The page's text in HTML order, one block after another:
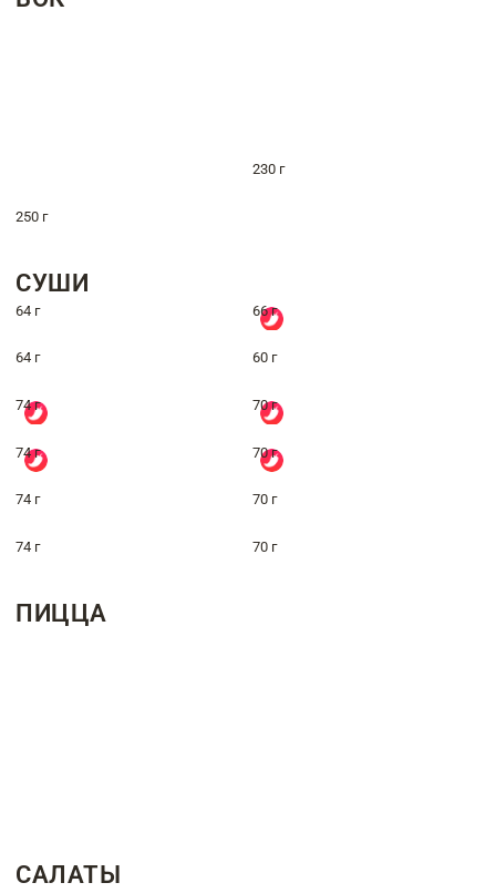
230 г
250 г
СУШИ
64 г 66 г
64 г 60 г
74 г 70 г
74 г 70 г
74 г 70 г
74 г 70 г
ПИЦЦА
САЛАТЫ